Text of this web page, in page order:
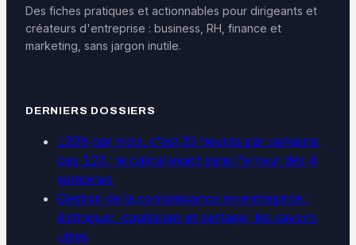
Des fiches pratiques et actionnables pour dirigeants et
créateurs d'entreprise : business, RH, finance et
marketing, sans jargon inutile.
DERNIERS DOSSIERS
130h par mois, c'est 30 heures par semaine,
pas 120 : le calcul exact sans l'erreur des 4
semaines
Gestion de la connaissance en entreprise :
distinguer, capitaliser et partager les savoirs
utiles